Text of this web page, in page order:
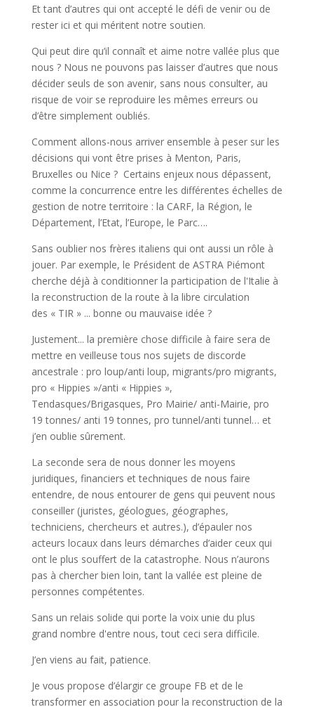
Et tant d’autres qui ont accepté le défi de venir ou de
rester ici et qui méritent notre soutien.
Qui peut dire qu’il connaît et aime notre vallée plus que
nous ? Nous ne pouvons pas laisser d’autres que nous
décider seuls de son avenir, sans nous consulter, au
risque de voir se reproduire les mêmes erreurs ou
d’être simplement oubliés.
Comment allons-nous arriver ensemble à peser sur les
décisions qui vont être prises à Menton, Paris,
Bruxelles ou Nice ? Certains enjeux nous dépassent,
comme la concurrence entre les différentes échelles de
gestion de notre territoire : la CARF, la Région, le
Département, l’Etat, l’Europe, le Parc….
Sans oublier nos frères italiens qui ont aussi un rôle à
jouer. Par exemple, le Président de ASTRA Piémont
cherche déjà à conditionner la participation de l'Italie à
la reconstruction de la route à la libre circulation
des « TIR » ... bonne ou mauvaise idée ?
Justement... la première chose difficile à faire sera de
mettre en veilleuse tous nos sujets de discorde
ancestrale : pro loup/anti loup, migrants/pro migrants,
pro « Hippies »/anti « Hippies »,
Tendasques/Brigasques, Pro Mairie/ anti-Mairie, pro
19 tonnes/ anti 19 tonnes, pro tunnel/anti tunnel… et
j’en oublie sûrement.
La seconde sera de nous donner les moyens
juridiques, financiers et techniques de nous faire
entendre, de nous entourer de gens qui peuvent nous
conseiller (juristes, géologues, géographes,
techniciens, chercheurs et autres.), d’épauler nos
acteurs locaux dans leurs démarches d’aider ceux qui
ont le plus souffert de la catastrophe. Nous n’aurons
pas à chercher bien loin, tant la vallée est pleine de
personnes compétentes.
Sans un relais solide qui porte la voix unie du plus
grand nombre d'entre nous, tout ceci sera difficile.
J’en viens au fait, patience.
Je vous propose d’élargir ce groupe FB et de le
transformer en association pour la reconstruction de la